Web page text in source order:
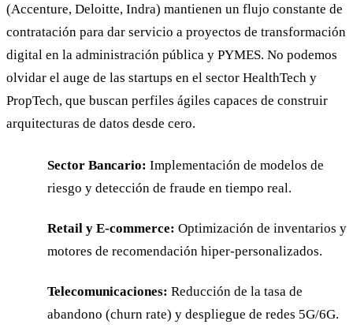
(Accenture, Deloitte, Indra) mantienen un flujo constante de
contratación para dar servicio a proyectos de transformación
digital en la administración pública y PYMES. No podemos
olvidar el auge de las startups en el sector HealthTech y
PropTech, que buscan perfiles ágiles capaces de construir
arquitecturas de datos desde cero.
Sector Bancario: Implementación de modelos de
riesgo y detección de fraude en tiempo real.
Retail y E-commerce: Optimización de inventarios y
motores de recomendación hiper-personalizados.
Telecomunicaciones: Reducción de la tasa de
abandono (churn rate) y despliegue de redes 5G/6G.